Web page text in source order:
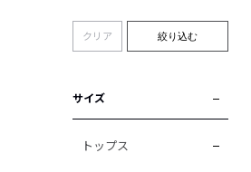
クリア 絞り込む
サイズ
トップス